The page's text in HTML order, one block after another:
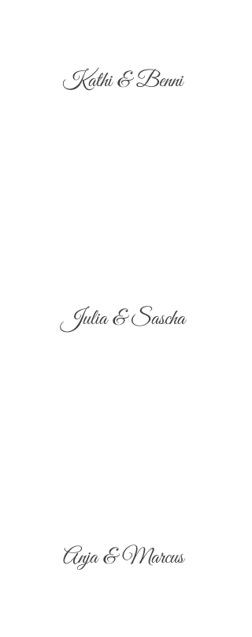
Kathi & Benni
Julia & Sascha
Anja & Marcus